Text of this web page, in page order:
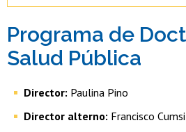
Funcionarias/os
Programa de
Salud Pública
Director: Paulina Pino
Director alterno: Francisco